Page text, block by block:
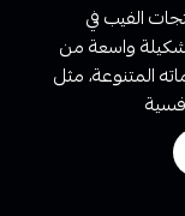
الفيب في
واسعة من
المتنوعة، مثل